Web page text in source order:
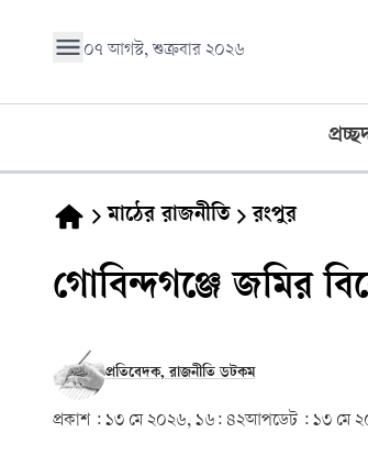
০৭ আগস্ট, শুক্রবার ২০২৬
মাঠের রাজনীতি রংপুর
গোবিন্দগঞ্জে জমির
প্রতিবেদক, রাজনীতি ডটকম
প্রকাশ : ১৩ মে ২০২৬, ১৬: ৪২আপডেট : ১৩ মে